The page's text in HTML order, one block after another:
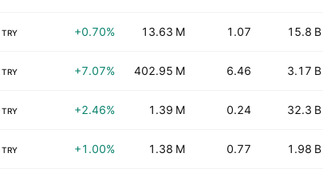
TRY +0.70% 13.63 M 1.07 15.8 B
TRY +7.07% 402.95 M 6.46 3.17 B
TRY +2.46% 1.39 M 0.24 32.3 B
TRY +1.00% 1.38 M 0.77 1.98 B